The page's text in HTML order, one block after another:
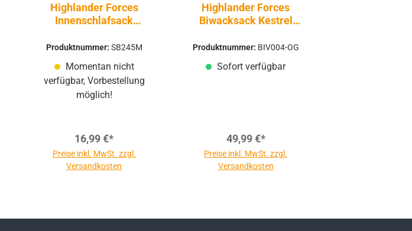
Highlander Forces
Innenschlafsack
Produktnummer: SB245M
Momentan nicht
verfügbar, Vorbestellung
möglich!
16,99 €*
Preise inkl. MwSt. zzgl.
Versandkosten
Highlander Forces
Biwacksack Kestrel
Produktnummer: BIV004-OG
Sofort verfügbar
49,99 €*
Preise inkl. MwSt. zzgl.
Versandkosten